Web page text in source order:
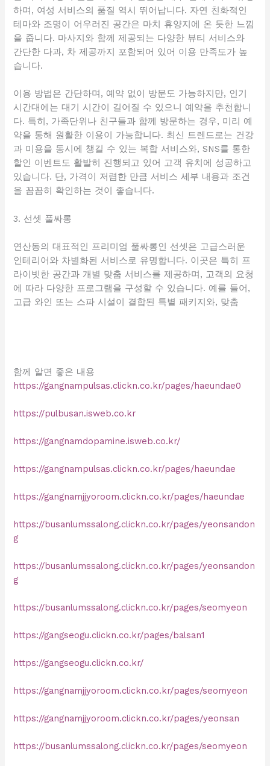
하며, 여성 서비스의 품질 역시 뛰어납니다. 자연 친화적인
테마와 조명이 어우러진 공간은 마치 휴양지에 온 듯한 느낌
을 줍니다. 마사지와 함께 제공되는 다양한 뷰티 서비스와
간단한 다과, 차 제공까지 포함되어 있어 이용 만족도가 높
습니다.
이용 방법은 간단하며, 예약 없이 방문도 가능하지만, 인기
시간대에는 대기 시간이 길어질 수 있으니 예약을 추천합니
다. 특히, 가족단위나 친구들과 함께 방문하는 경우, 미리 예
약을 통해 원활한 이용이 가능합니다. 최신 트렌드로는 건강
과 미용을 동시에 챙길 수 있는 복합 서비스와, SNS를 통한
할인 이벤트도 활발히 진행되고 있어 고객 유치에 성공하고
있습니다. 단, 가격이 저렴한 만큼 서비스 세부 내용과 조건
을 꼼꼼히 확인하는 것이 좋습니다.
3. 선셋 풀싸롱
연산동의 대표적인 프리미엄 풀싸롱인 선셋은 고급스러운
인테리어와 차별화된 서비스로 유명합니다. 이곳은 특히 프
라이빗한 공간과 개별 맞춤 서비스를 제공하며, 고객의 요청
에 따라 다양한 프로그램을 구성할 수 있습니다. 예를 들어,
고급 와인 또는 스파 시설이 결합된 특별 패키지와, 맞춤
함께 알면 좋은 내용
https://gangnampulsas.clickn.co.kr/pages/haeundae0
https://pulbusan.isweb.co.kr
https://gangnamdopamine.isweb.co.kr/
https://gangnampulsas.clickn.co.kr/pages/haeundae
https://gangnamjjyoroom.clickn.co.kr/pages/haeundae
https://busanlumssalong.clickn.co.kr/pages/yeonsandon
g
https://busanlumssalong.clickn.co.kr/pages/yeonsandon
g
https://busanlumssalong.clickn.co.kr/pages/seomyeon
https://gangseogu.clickn.co.kr/pages/balsan1
https://gangseogu.clickn.co.kr/
https://gangnamjjyoroom.clickn.co.kr/pages/seomyeon
https://gangnamjjyoroom.clickn.co.kr/pages/yeonsan
https://busanlumssalong.clickn.co.kr/pages/seomyeon